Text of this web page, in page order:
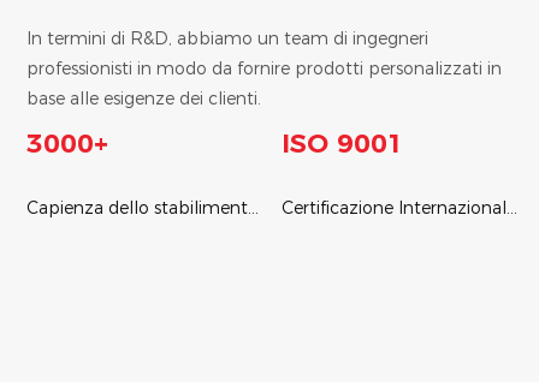
In termini di R&D, abbiamo un team di ingegneri
professionisti in modo da fornire prodotti personalizzati in
base alle esigenze dei clienti.
3000+
Capienza dello stabilimento
ISO 9001
Certificazione Internazionale